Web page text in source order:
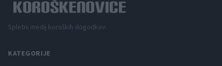
Spletni medij koroških dogodkov.
KATEGORIJE